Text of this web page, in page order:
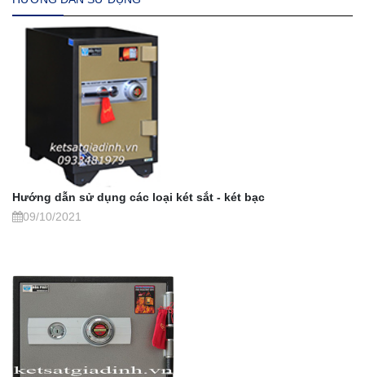
Hướng dẫn sử dụng các loại két sắt - két bạc
09/10/2021